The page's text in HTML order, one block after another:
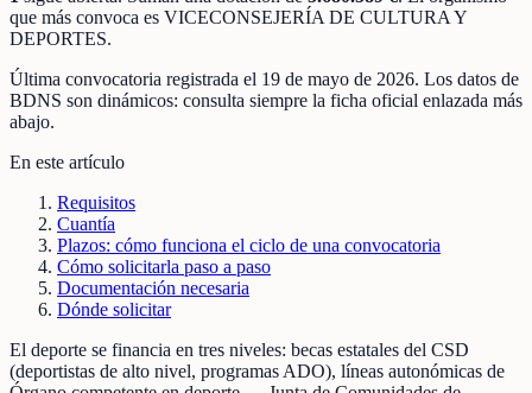
que más convoca es VICECONSEJERÍA DE CULTURA Y
DEPORTES.
Última convocatoria registrada el 19 de mayo de 2026. Los datos de
BDNS son dinámicos: consulta siempre la ficha oficial enlazada más
abajo.
En este artículo
Requisitos
Cuantía
Plazos: cómo funciona el ciclo de una convocatoria
Cómo solicitarla paso a paso
Documentación necesaria
Dónde solicitar
El deporte se financia en tres niveles: becas estatales del CSD
(deportistas de alto nivel, programas ADO), líneas autonómicas de